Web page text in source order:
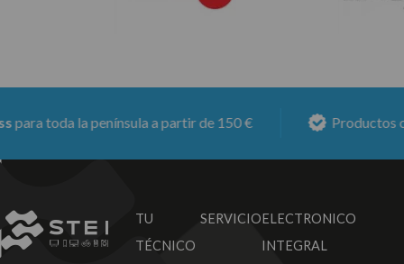
toda la península a partir de 150 € Productos
TU SERVICIO
TÉCNICO
ELECTRONICO
INTEGRAL